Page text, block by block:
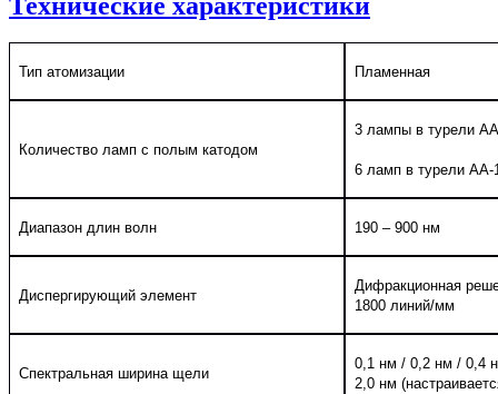
Тип атомизации Пламенная
Количество ламп с полым катодом
3 лампы в турели AA
6 ламп в турели AA-
Диапазон длин волн 190 – 900 нм
Диспергирующий элемент
Дифракционная
1800 линий/мм
Спектральная ширина щели
0,1 нм / 0,2 нм / 0,4
2,0 нм